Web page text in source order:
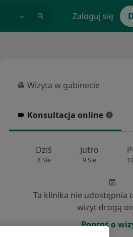
Zaloguj się
Wizyta w gabinecie
Wizyta w gabinecie
Konsultacja online
Konsultacja online
Dziś
8 Sie
Jutro
9 Sie
Ta klinika nie udostępnia
wizyt drogą
Poproś o